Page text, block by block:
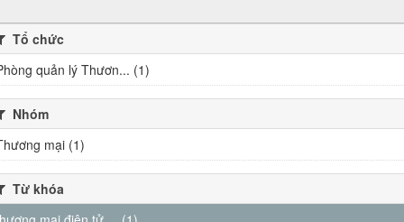
Tổ chức
quản lý Thươn... (1)
Nhóm
mại (1)
Từ khóa